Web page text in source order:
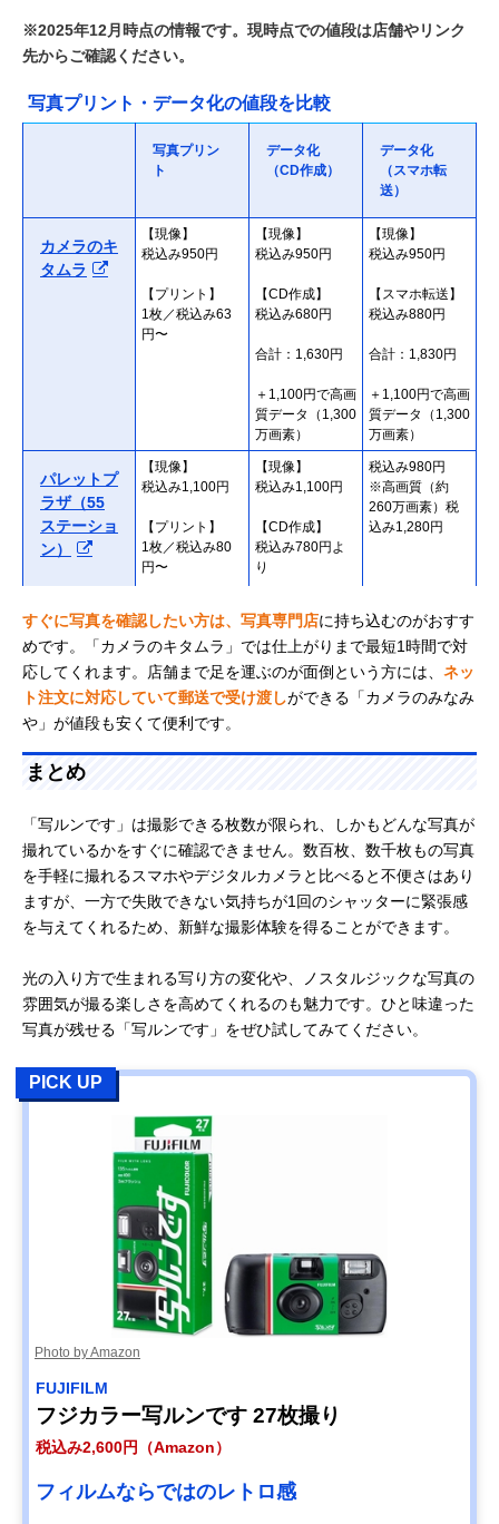
※2025年12月時点の情報です。現時点での値段は店舗やリンク
先からご確認ください。
写真プリント・データ化の値段を比較
写真プリン
ト
データ化
（CD作成）
データ化
（スマホ転
送）
カメラのキ
タムラ
【現像】
税込み950円
【プリント】
1枚／税込み63
円〜
【現像】
税込み950円
【CD作成】
税込み680円
合計：1,630円
＋1,100円で高画
質データ（1,300
万画素）
【現像】
税込み950円
【スマホ転送】
税込み880円
合計：1,830円
＋1,100円で高画
質データ（1,300
万画素）
パレットプ
ラザ（55
ステーショ
ン）
【現像】
税込み1,100円
【プリント】
1枚／税込み80
円〜
【現像】
税込み1,100円
【CD作成】
税込み780円よ
り
り
税込み980円
※高画質（約
260万画素）税
込み1,280円
コイデカメ
ラ
【現像】
税込み1,200円
【プリント】
円〜
【現像】
税込み1,200円
り
り
税込み2,400円
※学生は500円
引き
カメラのみ
なみや（楽
天市場）
【現像＋プリン
ト（27枚ま
で）】
税込み640円
（送料無料）
【現像＋CD作成
（27枚まで）】
税込み420円
（送料無料）
【現像＋スマホ
転送（27枚ま
で）】
税込み980円
（送料無料）
ビックカメ
ラ
税込み930円よ
り
み63円〜
税込み930円よ
り
ダウンロード】
税込み1,600円
（スタンダー
すぐに写真を確認したい方は、写真専門店に持ち込むのがおすす
めです。「カメラのキタムラ」では仕上がりまで最短1時間で対
応してくれます。店舗まで足を運ぶのが面倒という方には、 ネッ
ト注文に対応していて郵送で受け渡しができる「カメラのみなみ
や」が値段も安くて便利です。
まとめ
「写ルンです」は撮影できる枚数が限られ、しかもどんな写真が
撮れているかをすぐに確認できません。数百枚、数千枚もの写真
を手軽に撮れるスマホやデジタルカメラと比べると不便さはあり
ますが、一方で失敗できない気持ちが1回のシャッターに緊張感
を与えてくれるため、新鮮な撮影体験を得ることができます。
光の入り方で生まれる写り方の変化や、ノスタルジックな写真の
雰囲気が撮る楽しさを高めてくれるのも魅力です。ひと味違った
写真が残せる「写ルンです」をぜひ試してみてください。
PICK UP
Photo by Amazon
FUJIFILM
フジカラー写ルンです 27枚撮り
税込み2,600円（Amazon）
フィルムならではのレトロ感